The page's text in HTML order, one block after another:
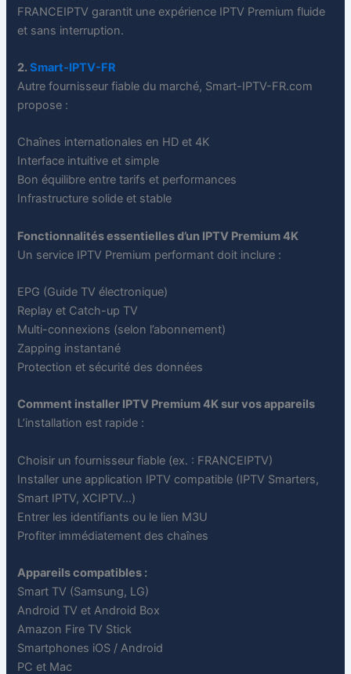
FRANCEIPTV garantit une expérience IPTV Premium fluide
et sans interruption.
2.Smart-IPTV-FR
Autre fournisseur fiable du marché, Smart-IPTV-FR.com
propose :
Chaînes internationales en HD et 4K
Interface intuitive et simple
Bon équilibre entre tarifs et performances
Infrastructure solide et stable
Fonctionnalités essentielles d’un IPTV Premium 4K
Un service IPTV Premium performant doit inclure :
EPG (Guide TV électronique)
Replay et Catch-up TV
Multi-connexions (selon l’abonnement)
Zapping instantané
Protection et sécurité des données
Comment installer IPTV Premium 4K sur vos appareils
L’installation est rapide :
Choisir un fournisseur fiable (ex. : FRANCEIPTV)
Installer une application IPTV compatible (IPTV Smarters,
Smart IPTV, XCIPTV…)
Entrer les identifiants ou le lien M3U
Profiter immédiatement des chaînes
Appareils compatibles :
Smart TV (Samsung, LG)
Android TV et Android Box
Amazon Fire TV Stick
Smartphones iOS / Android
PC et Mac